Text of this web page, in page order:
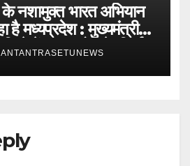
के नशामुक्त भारत अभियान
है मध्यप्रदेश : मुख्यमंत्री
में 60 करोड़ के निर्माण
किया लोकार्पण और